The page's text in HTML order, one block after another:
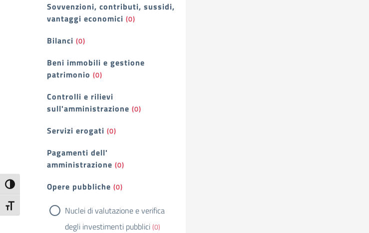
Attiva/disattiva alto contrasto
Attiva/disattiva dimensione testo
Sovvenzioni, contributi, sussidi,
vantaggi economici (0)
Bilanci (0)
Beni immobili e gestione
patrimonio (0)
Controlli e rilievi
sull'amministrazione (0)
Servizi erogati (0)
Pagamenti dell'
amministrazione (0)
Opere pubbliche (0)
Nuclei di valutazione e verifica
degli investimenti pubblici(0)